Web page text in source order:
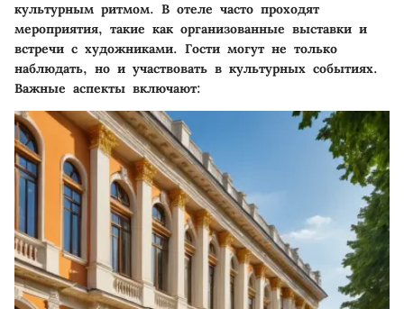
культурным ритмом. В отеле часто проходят
мероприятия, такие как организованные выставки и
встречи с художниками. Гости могут не только
наблюдать, но и участвовать в культурных событиях.
Важные аспекты включают: